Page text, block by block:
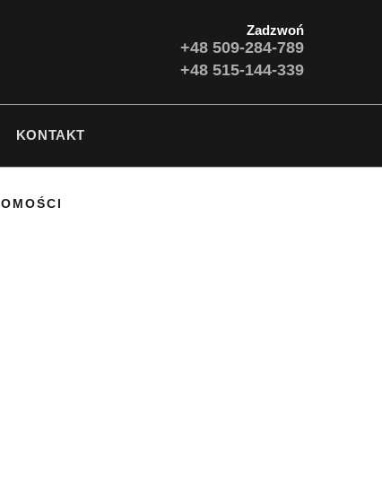
Zadzwoń
+48 509-284-789
+48 515-144-339
KONTAKT